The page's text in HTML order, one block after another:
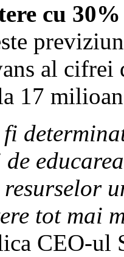
cu
al
17
tot mai
CEO-ul